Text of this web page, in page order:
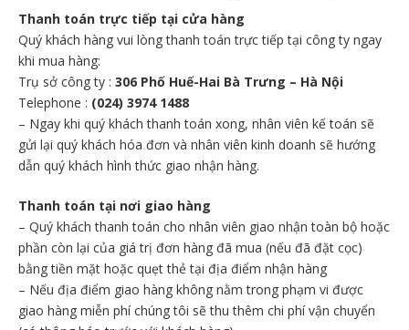
Thanh toán trực tiếp tại cửa hàng
Quý khách hàng vui lòng thanh toán trực tiếp tại công ty ngay
khi mua hàng:
Trụ sở công ty : 306 Phố Huế-Hai Bà Trưng – Hà Nội
Telephone : (024) 3974 1488
– Ngay khi quý khách thanh toán xong, nhân viên kế toán sẽ
gửi lại quý khách hóa đơn và nhân viên kinh doanh sẽ hướng
dẫn quý khách hình thức giao nhận hàng.
Thanh toán tại nơi giao hàng
– Quý khách thanh toán cho nhân viên giao nhận toàn bộ hoặc
phần còn lại của giá trị đơn hàng đã mua (nếu đã đặt cọc)
bằng tiền mặt hoặc quẹt thẻ tại địa điểm nhận hàng
– Nếu địa điểm giao hàng không nằm trong phạm vi được
giao hàng miễn phí chúng tôi sẽ thu thêm chi phí vận chuyển